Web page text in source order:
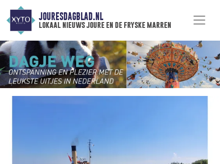
JOURESDAGBLAD.NL
lokaal nieuws joure en de fryske marren